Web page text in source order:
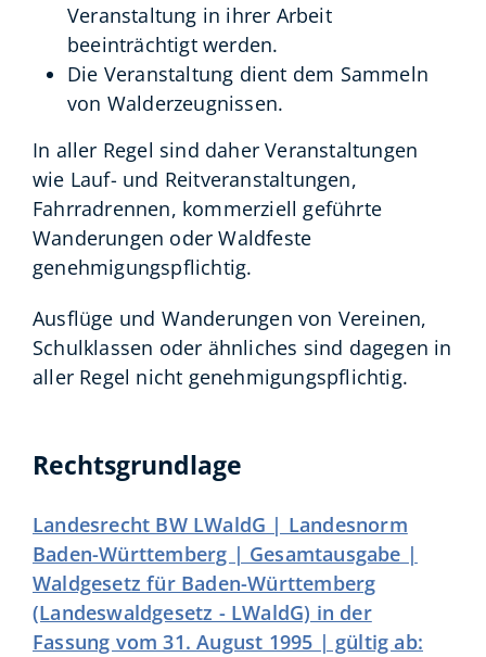
Veranstaltung in ihrer Arbeit
beeinträchtigt werden.
Die Veranstaltung dient dem Sammeln
von Walderzeugnissen.
In aller Regel sind daher Veranstaltungen
wie Lauf- und Reitveranstaltungen,
Fahrradrennen, kommerziell geführte
Wanderungen oder Waldfeste
genehmigungspflichtig.
Ausflüge und Wanderungen von Vereinen,
Schulklassen oder ähnliches sind dagegen in
aller Regel nicht genehmigungspflichtig.
Rechtsgrundlage
Landesrecht BW LWaldG | Landesnorm
Baden-Württemberg | Gesamtausgabe |
Waldgesetz für Baden-Württemberg
(Landeswaldgesetz - LWaldG) in der
Fassung vom 31. August 1995 | gültig ab: